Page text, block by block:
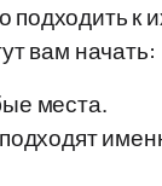
подходить к
вам начать:
места.